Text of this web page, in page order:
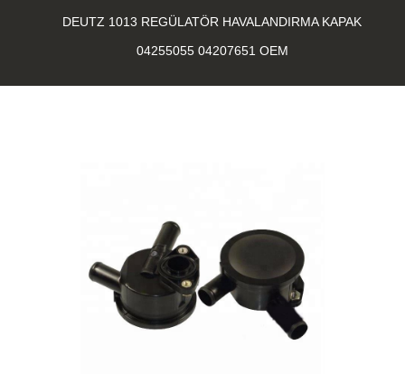
DEUTZ 1013 REGÜLATÖR HAVALANDIRMA KAPAK
04255055 04207651 OEM